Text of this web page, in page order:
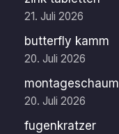
21. Juli 2026
butterfly kamm
20. Juli 2026
montageschaum
20. Juli 2026
fugenkratzer